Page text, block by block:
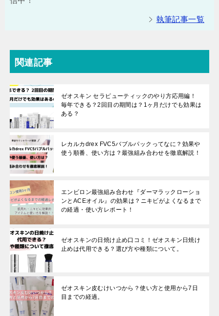
執筆記事一覧
関連記事
ゼオスキン セラピューティックのやり方応用編！
毎年できる？2回目の期間は？1ヶ月だけでも効果は
ある？
レカルカdrex FVC5バブルパックってなに？効果や
使う順番、使い方は？最強組み合わせを徹底解説！
エンビロン最強組み合わせ『ダーマラックローショ
ンとACEオイル』の効果は？ニキビがよくなるまで
の経過・使い方レポート！
ゼオスキンの日焼け止め口コミ！ゼオスキン日焼け
止めは代用できる？選び方や種類について。
ゼオスキン皮むけいつから？使い方と使用から7日
目までの経過。